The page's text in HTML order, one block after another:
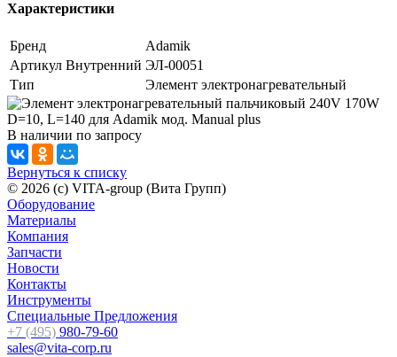
Характеристики
Бренд
Adamik
Артикул Внутренний ЭЛ-00051
Тип
Элемент электронагревательный
В наличии по запросу
Вернуться к списку
© 2026 (c) VITA-group (Вита Групп)
Оборудование
Материалы
Компания
Запчасти
Новости
Контакты
Инструменты
Специальные Предложения
+7 (495) 980-79-60
sales@vita-corp.ru